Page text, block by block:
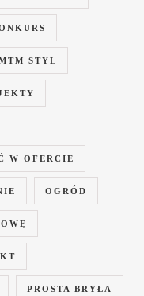
STYL
W OFERCIE
OGRÓD
PROSTA BRYŁA